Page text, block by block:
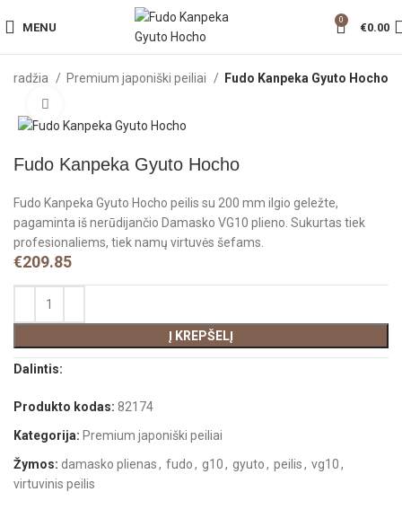
MENU
0
€0.00
Pradžia Premium japoniški peiliai Fudo Kanpeka Gyuto Hocho
Fudo Kanpeka Gyuto Hocho
Fudo Kanpeka Gyuto Hocho peilis su 200 mm ilgio geležte,
pagaminta iš nerūdijančio Damasko VG10 plieno. Sukurtas tiek
profesionaliems, tiek namų virtuvės šefams.
€209.85
Į KREPŠELĮ
Dalintis:
Produkto kodas:82174
Kategorija: Premium japoniški peiliai
Žymos: damasko plienas, fudo, g10, gyuto, peilis, vg10,
virtuvinis peilis